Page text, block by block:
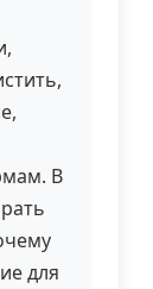
В
для